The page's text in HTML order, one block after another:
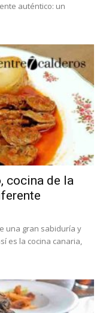
auténtico: un
cocina de la
una gran sabiduría y
es la cocina canaria,